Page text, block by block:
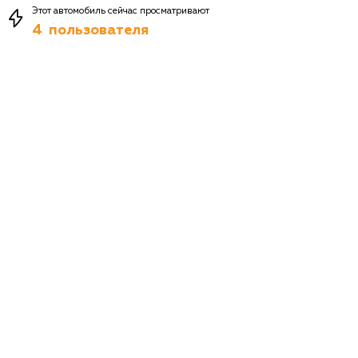
Этот автомобиль сейчас просматривают
4 пользователя